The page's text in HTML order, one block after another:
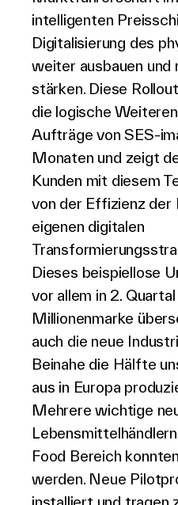
intelligenten
Digitalisierung des
weiter ausbauen
stärken. Diese
die logische
Aufträge von SES-
Monaten und zeigt
Kunden mit diesem
von der Effizienz der
eigenen digitalen
Dieses beispiellose
vor allem in 2.
Millionenmarke
auch die neue
Beinahe die Hälfte
aus in Europa
Mehrere wichtige
Food Bereich
werden. Neue